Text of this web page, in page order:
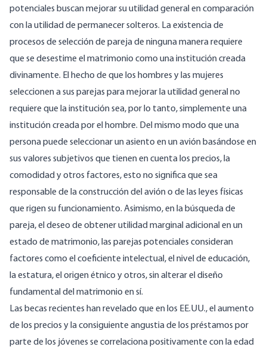
potenciales buscan mejorar su utilidad general en comparación
con la utilidad de permanecer solteros. La existencia de
procesos de selección de pareja de ninguna manera requiere
que se desestime el matrimonio como una institución creada
divinamente. El hecho de que los hombres y las mujeres
seleccionen a sus parejas para mejorar la utilidad general no
requiere que la institución sea, por lo tanto, simplemente una
institución creada por el hombre. Del mismo modo que una
persona puede seleccionar un asiento en un avión basándose en
sus valores subjetivos que tienen en cuenta los precios, la
comodidad y otros factores, esto no significa que sea
responsable de la construcción del avión o de las leyes físicas
que rigen su funcionamiento. Asimismo, en la búsqueda de
pareja, el deseo de obtener utilidad marginal adicional en un
estado de matrimonio, las parejas potenciales consideran
factores como el coeficiente intelectual, el nivel de educación,
la estatura, el origen étnico y otros, sin alterar el diseño
fundamental del matrimonio en sí.
Las becas recientes han revelado que en los EE.UU., el aumento
de los precios y la consiguiente angustia de los préstamos por
parte de los jóvenes se correlaciona positivamente con la edad